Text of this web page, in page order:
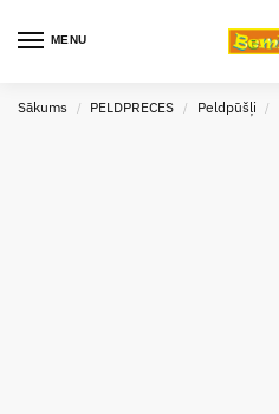
MENU
Sākums / PELDPRECES / Peldpūšļi /